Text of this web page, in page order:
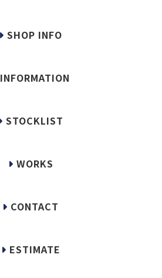
SHOP INFO
INFORMATION
STOCKLIST
WORKS
CONTACT
ESTIMATE